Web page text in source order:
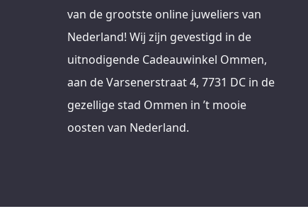
van de grootste online juweliers van
Nederland! Wij zijn gevestigd in de
uitnodigende Cadeauwinkel Ommen,
aan de Varsenerstraat 4, 7731 DC in de
gezellige stad Ommen in ’t mooie
oosten van Nederland.